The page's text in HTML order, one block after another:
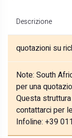
Descrizione
quotazioni su
Note: South
per una
Questa
contattarci per
Infoline: +39